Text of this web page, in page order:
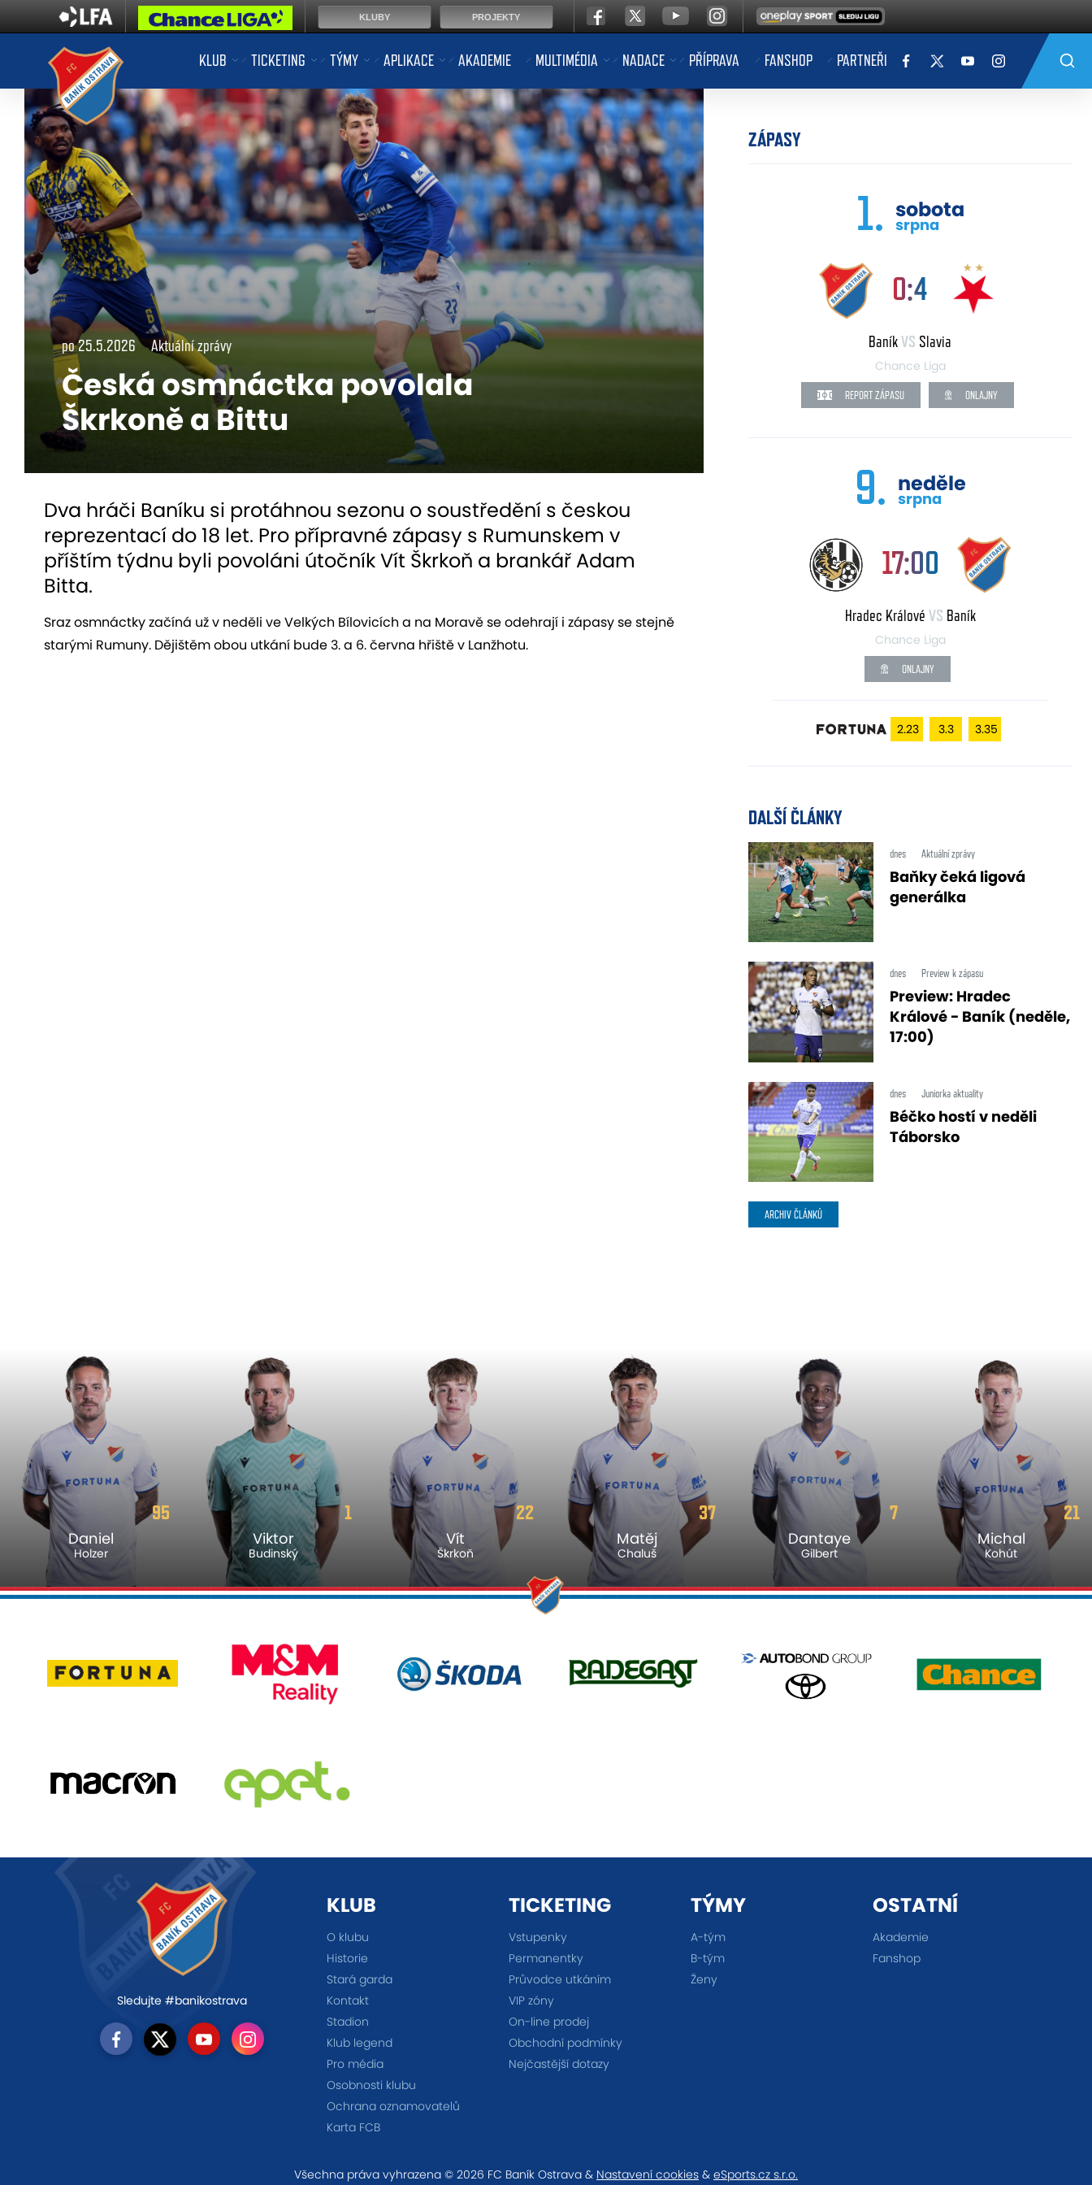
KLUB TICKETING TÝMY APLIKACE AKADEMIE MULTIMÉDIA NADACE PŘÍPRAVA FANSHOP PARTNEŘI
po 25.5.2026 Aktuální zprávy
Česká osmnáctka povolala
Škrkoně a Bittu
Dva hráči Baníku si protáhnou sezonu o soustředění s českou
reprezentací do 18 let. Pro přípravné zápasy s Rumunskem v
příštím týdnu byli povoláni útočník Vít Škrkoň a brankář Adam
Bitta.
Sraz osmnáctky začíná už v neděli ve Velkých Bílovicích a na Moravě se odehrají i zápasy se stejně
starými Rumuny. Dějištěm obou utkání bude 3. a 6. června hřiště v Lanžhotu.
ZÁPASY
1. sobota
srpna
0:4
BaníkVS Slavia
Chance Liga
REPORT ZÁPASU ONLAJNY
9. neděle
srpna
17:00
Hradec Králové VS Baník
Chance Liga
ONLAJNY
2.23 3.3 3.35
DALŠÍ ČLÁNKY
dnes Aktuální zprávy
Baňky čeká ligová
generálka
dnes Preview k zápasu
Preview: Hradec
Králové - Baník (neděle,
17:00)
dnes Juniorka aktuality
Béčko hostí v neděli
Táborsko
ARCHIV ČLÁNKŮ
95
Daniel
Holzer
1
Viktor
Budinský
22
Vít
Škrkoň
37
Matěj
Chaluš
7
Dantaye
Gilbert
21
Michal
Kohút
Sledujte #banikostrava
KLUB
O klubu
Historie
Stará garda
Kontakt
Stadion
Klub legend
Pro média
Osobnosti klubu
Ochrana oznamovatelů
Karta FCB
TICKETING
Vstupenky
Permanentky
Průvodce utkáním
VIP zóny
On-line prodej
Obchodní podmínky
Nejčastější dotazy
TÝMY
A-tým
B-tým
Ženy
OSTATNÍ
Akademie
Fanshop
Všechna práva vyhrazena © 2026 FC Baník Ostrava & Nastavení cookies & eSports.cz s.r.o.
KLUBY PROJEKTY